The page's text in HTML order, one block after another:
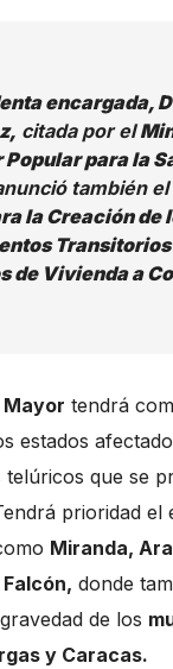
encargada,
citada por el
Popular para la
también el
la Creación de
de Vivienda a
Mayor tendrá
estados
telúricos que se
prioridad el
Miranda,
donde
de los
y Caracas.